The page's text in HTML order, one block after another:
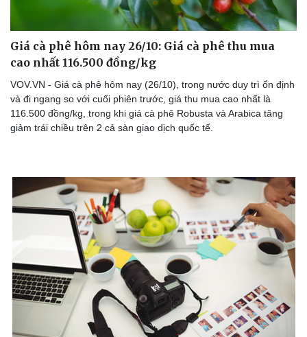
Doanh nghiệp
Thông tin doanh nghiệp
Doanh nghiệp 24h
Doanh nhân
Vì cộng đồng
Sành điệu
Tin Công nghệ
Trải nghiệm
Chuyển đổi số
Giá cà phê hôm nay 26/10: Giá cà phê thu mua
cao nhất 116.500 đồng/kg
VOV.VN - Giá cà phê hôm nay (26/10), trong nước duy trì ổn định
và đi ngang so với cuối phiên trước, giá thu mua cao nhất là
116.500 đồng/kg, trong khi giá cà phê Robusta và Arabica tăng
giảm trái chiều trên 2 cả sàn giao dịch quốc tế.